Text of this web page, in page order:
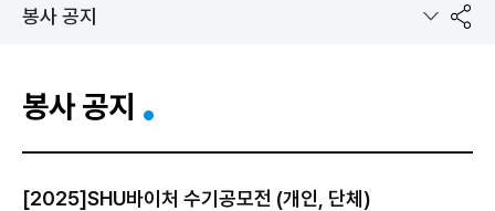
봉사 공지
봉사 공지
[2025]SHU바이처 수기공모전 (개인, 단체)